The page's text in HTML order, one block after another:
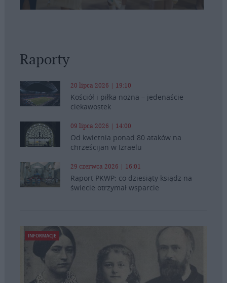
Raporty
20 lipca 2026 | 19:10
Kościół i piłka nożna – jedenaście
ciekawostek
09 lipca 2026 | 14:00
Od kwietnia ponad 80 ataków na
chrześcijan w Izraelu
29 czerwca 2026 | 16:01
Raport PKWP: co dziesiąty ksiądz na
świecie otrzymał wsparcie
INFORMACJE